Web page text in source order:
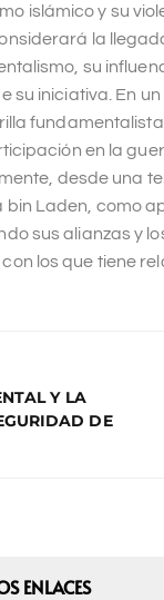
islámico y su
la
su
su iniciativa. En
en la
desde una
bin Laden, como
sus alianzas y
los que tiene
Y LA
DE
ENLACES